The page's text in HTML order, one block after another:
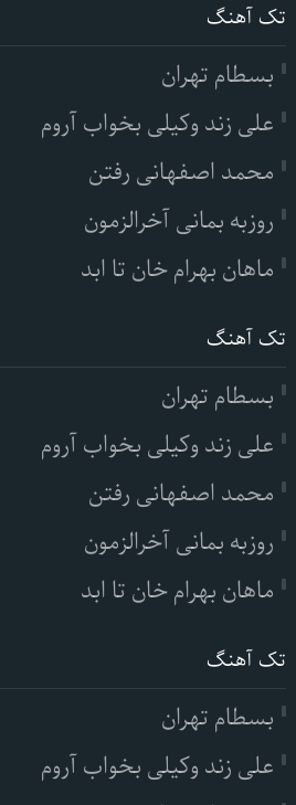
تک آهنگ
بسطام تهران
علی زند وکیلی بخواب آروم
محمد اصفهانی رفتن
روزبه بمانی آخرالزمون
ماهان بهرام خان تا ابد
تک آهنگ
بسطام تهران
علی زند وکیلی بخواب آروم
محمد اصفهانی رفتن
روزبه بمانی آخرالزمون
ماهان بهرام خان تا ابد
تک آهنگ
بسطام تهران
علی زند وکیلی بخواب آروم